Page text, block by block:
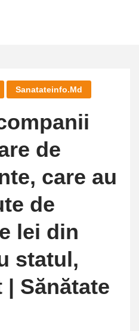
Sanatateinfo.md
de
care au
de
lei din
statul,
Sănătate